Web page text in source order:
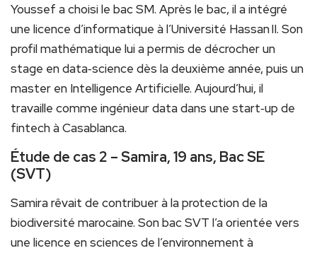
Youssef a choisi le bac SM. Après le bac, il a intégré
une licence d’informatique à l’Université Hassan II. Son
profil mathématique lui a permis de décrocher un
stage en data‑science dès la deuxième année, puis un
master en Intelligence Artificielle. Aujourd’hui, il
travaille comme ingénieur data dans une start‑up de
fintech à Casablanca.
Étude de cas 2 – Samira, 19 ans, Bac SE
(SVT)
Samira rêvait de contribuer à la protection de la
biodiversité marocaine. Son bac SVT l’a orientée vers
une licence en sciences de l’environnement à